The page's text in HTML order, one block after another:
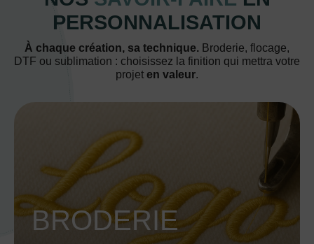
PERSONNALISATION
À chaque création, sa technique. Broderie, flocage,
DTF ou sublimation : choisissez la finition qui mettra votre
projet en valeur.
BRODERIE